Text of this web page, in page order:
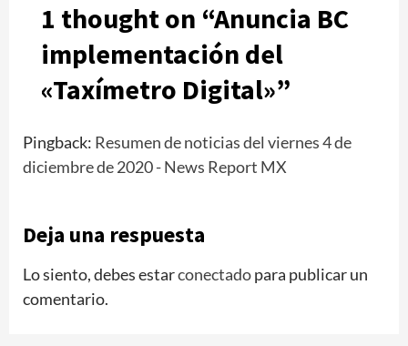
1 thought on “Anuncia BC
implementación del
«Taxímetro Digital»”
Pingback: Resumen de noticias del viernes 4 de
diciembre de 2020 - News Report MX
Deja una respuesta
Lo siento, debes estarconectadopara publicar un
comentario.